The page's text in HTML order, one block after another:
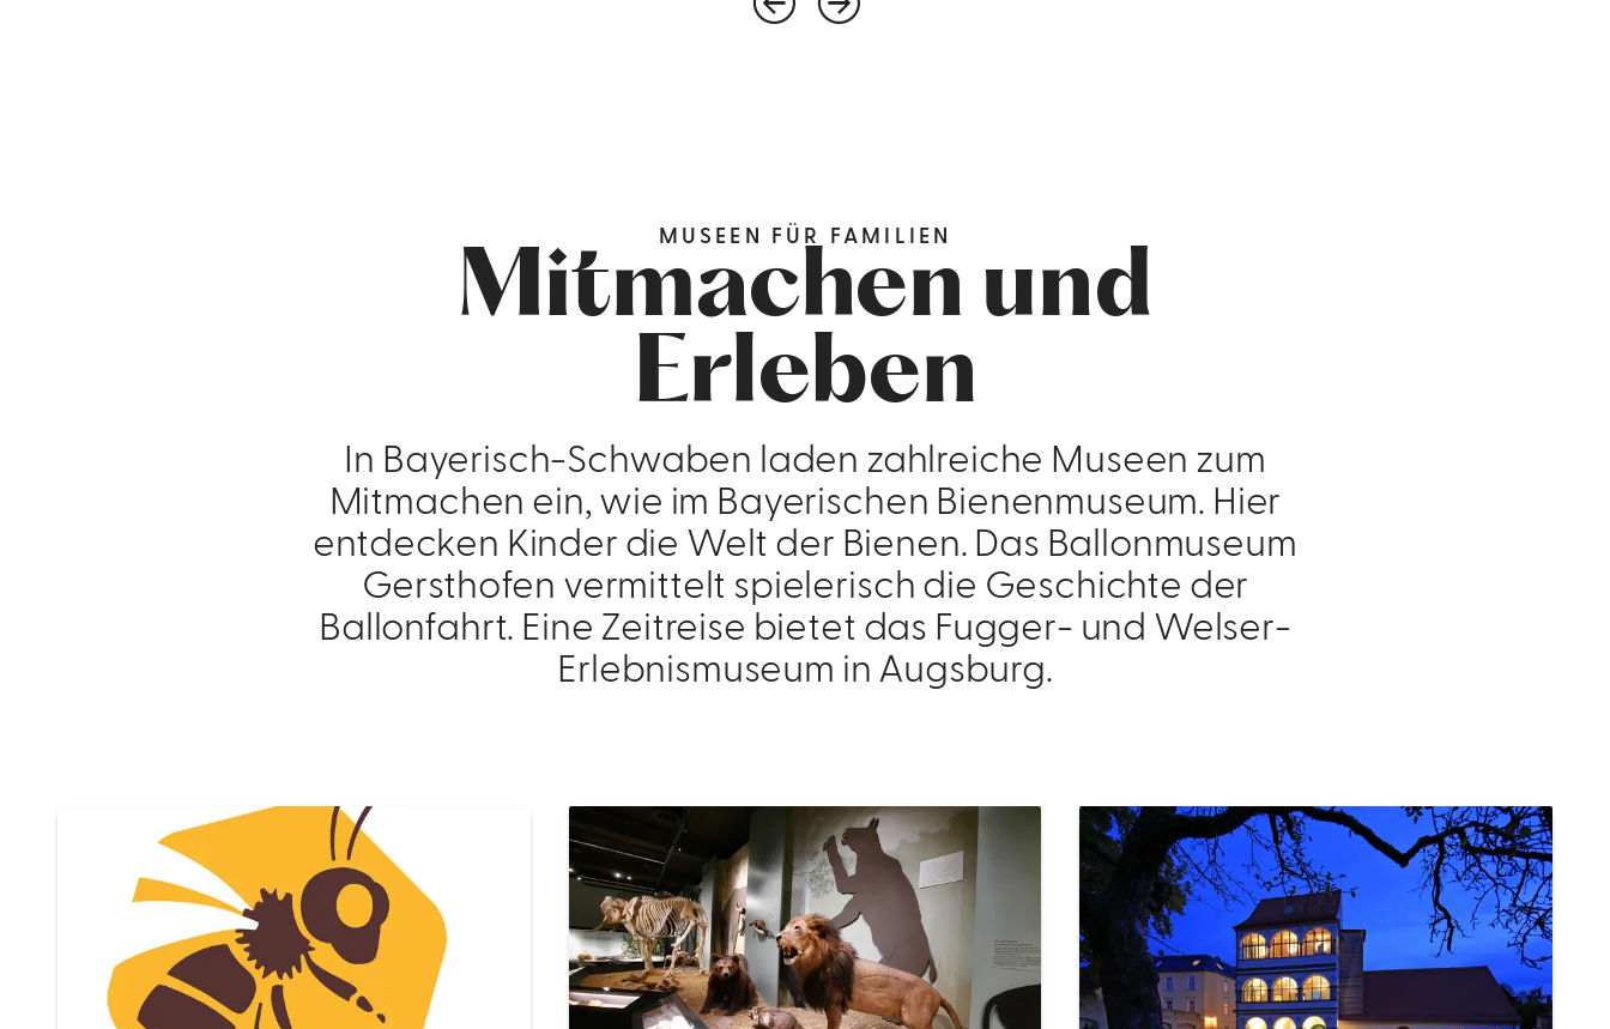
MUSEEN FÜR FAMILIEN
Mitmachen und
Erleben
In Bayerisch-Schwaben laden zahlreiche Museen zum
Mitmachen ein, wie im Bayerischen Bienenmuseum. Hier
entdecken Kinder die Welt der Bienen. Das Ballonmuseum
Gersthofen vermittelt spielerisch die Geschichte der
Ballonfahrt. Eine Zeitreise bietet das Fugger- und Welser-
Erlebnismuseum in Augsburg.